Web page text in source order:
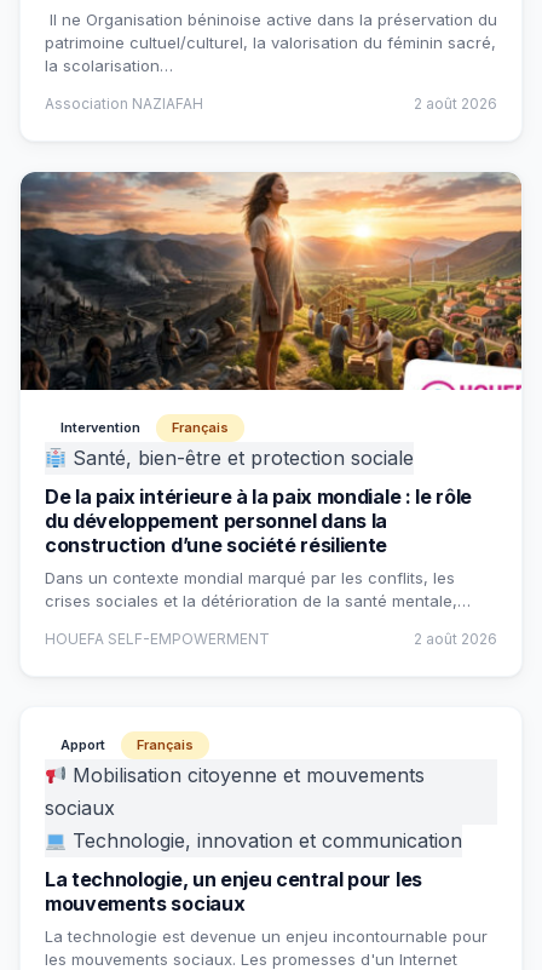
Il ne Organisation béninoise active dans la préservation du
patrimoine cultuel/culturel, la valorisation du féminin sacré,
la scolarisation…
Association NAZIAFAH 2 août 2026
Intervention Français
Santé, bien-être et protection sociale
De la paix intérieure à la paix mondiale : le rôle
du développement personnel dans la
construction d’une société résiliente
Dans un contexte mondial marqué par les conflits, les
crises sociales et la détérioration de la santé mentale,…
HOUEFA SELF-EMPOWERMENT 2 août 2026
Apport Français
Mobilisation citoyenne et mouvements
sociaux
Technologie, innovation et communication
La technologie, un enjeu central pour les
mouvements sociaux
La technologie est devenue un enjeu incontournable pour
les mouvements sociaux. Les promesses d'un Internet